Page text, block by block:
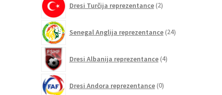
Dresi Turčija reprezentance 2izdelka
Senegal Anglija reprezentance 24izdelkov
Dresi Albanija reprezentance 4izdelki
Dresi Andora reprezentance 0izdelkov